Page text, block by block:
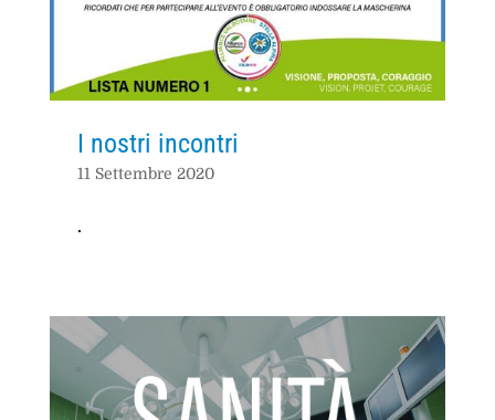
I nostri incontri
11 Settembre 2020
.